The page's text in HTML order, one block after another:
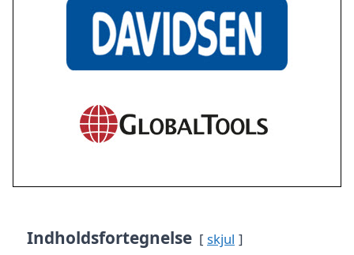
Indholdsfortegnelse skjul